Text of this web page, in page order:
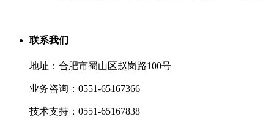
联系我们
地址：合肥市蜀山区赵岗路100号
业务咨询：0551-65167366
技术支持：0551-65167838